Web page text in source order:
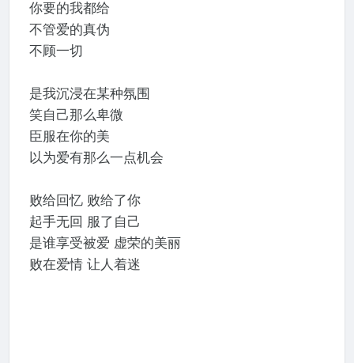
你要的我都给
不管爱的真伪
不顾一切
是我沉浸在某种氛围
笑自己那么卑微
臣服在你的美
以为爱有那么一点机会
败给回忆 败给了你
起手无回 服了自己
是谁享受被爱 虚荣的美丽
败在爱情 让人着迷